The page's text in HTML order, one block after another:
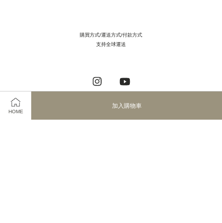
HOME
加入購物車
購買方式/運送方式/付款方式
支持全球運送
Instagram